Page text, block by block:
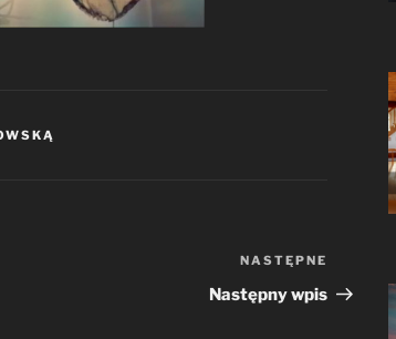
wpis
NASTĘPNE
Następny wpis